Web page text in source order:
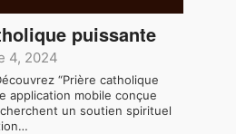
puissante
4, 2024
“Prière catholique
application mobile conçue
un soutien spirituel